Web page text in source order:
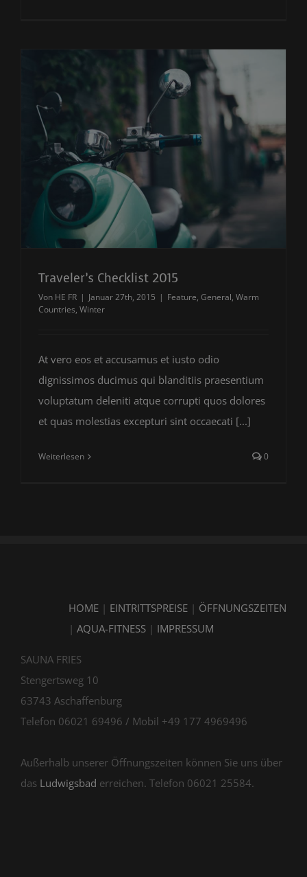
Traveler’s Checklist 2015
Von HE FR | Januar 27th, 2015 | Feature, General, Warm
Countries, Winter
At vero eos et accusamus et iusto odio
dignissimos ducimus qui blanditiis praesentium
voluptatum deleniti atque corrupti quos dolores
et quas molestias excepturi sint occaecati [...]
Weiterlesen 0
HOME | EINTRITTSPREISE | ÖFFNUNGSZEITEN
| AQUA-FITNESS | IMPRESSUM
SAUNA FRIES
Stengertsweg 10
63743 Aschaffenburg
Telefon 06021 69496 / Mobil +49 177 4969496
Außerhalb unserer Öffnungszeiten können Sie uns über
das Ludwigsbad erreichen. Telefon 06021 25584.